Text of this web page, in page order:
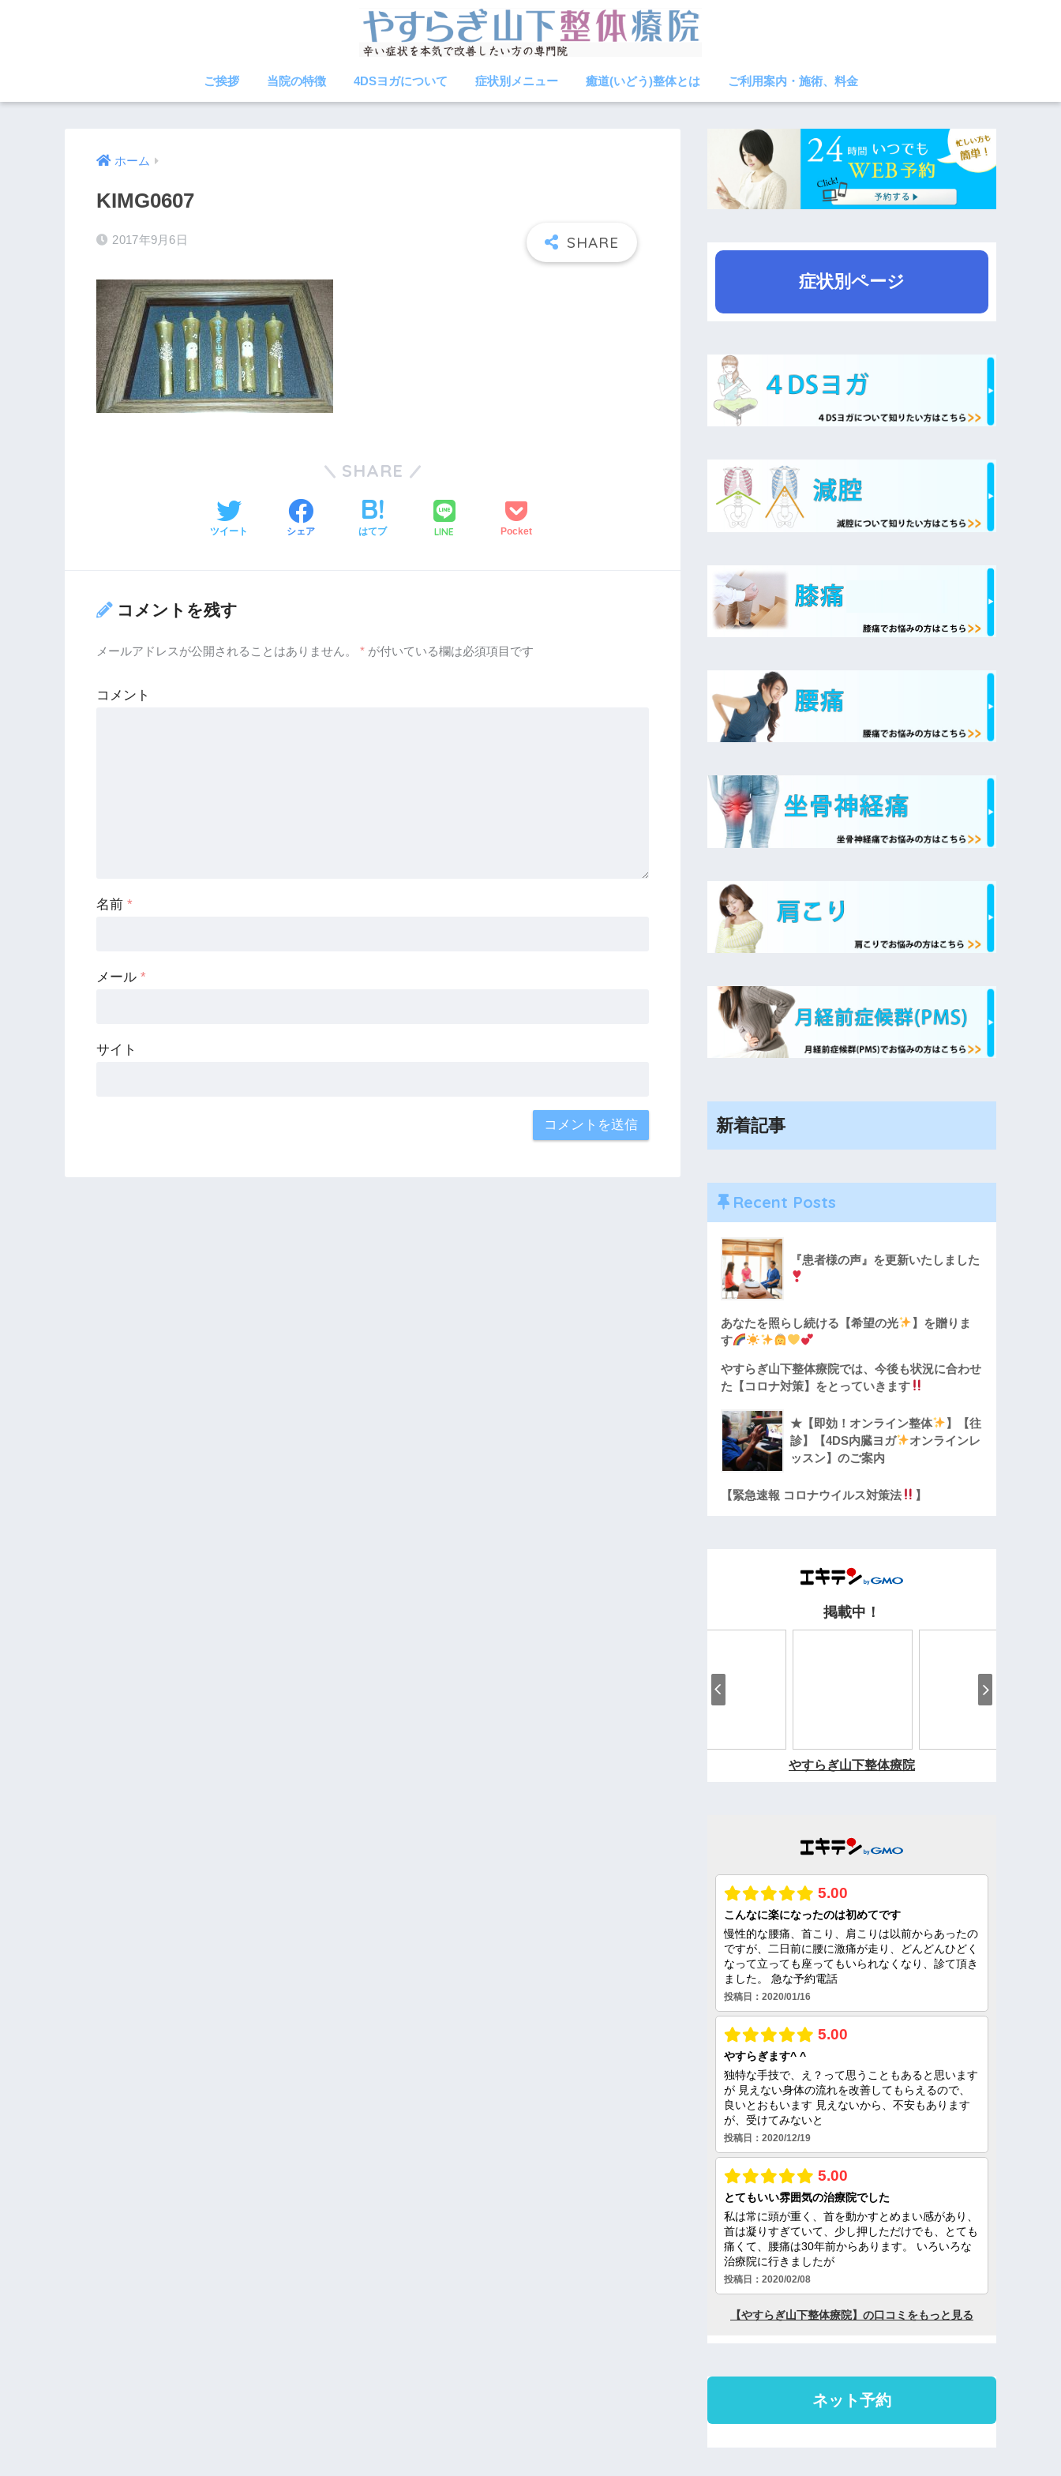
ご挨拶 当院の特徴 4DSヨガについて 症状別メニュー 癒道(いどう)整体とは ご利用案内・施術、料金
ホーム
KIMG0607
2017年9月6日
SHARE
ツイート シェア はてブ LINE Pocket
コメントを残す
メールアドレスが公開されることはありません。 * が付いている欄は必須項目です
コメント
名前 *
メール *
サイト
症状別ページ
新着記事
Recent Posts
『患者様の声』を更新いたしました
あなたを照らし続ける【希望の光
】を贈りま
す
やすらぎ山下整体療院では、今後も状況に合わせ
た【コロナ対策】をとっていきます
★【即効！オンライン整体
】【往
診】【4DS内臓ヨガ
オンラインレ
ッスン】のご案内
【緊急速報 コロナウイルス対策法 】